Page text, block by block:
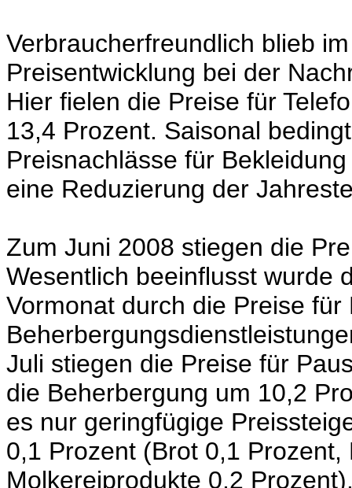
Verbraucherfreundlich blieb
Preisentwicklung bei der
Hier fielen die Preise für
13,4 Prozent. Saisonal
Preisnachlässe für
eine Reduzierung der
Zum Juni 2008 stiegen die
Wesentlich beeinflusst wurde
Vormonat durch die Preise
Juli stiegen die Preise für
die Beherbergung um 10,2
es nur geringfügige
0,1 Prozent (Brot 0,1
Molkereiprodukte 0,2